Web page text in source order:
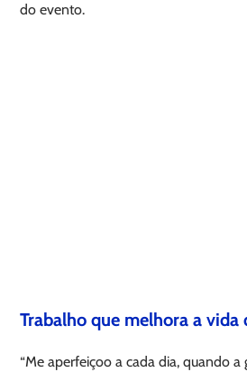
do evento.
Trabalho que melhora a vida
“Me aperfeiçoo a cada dia, quando